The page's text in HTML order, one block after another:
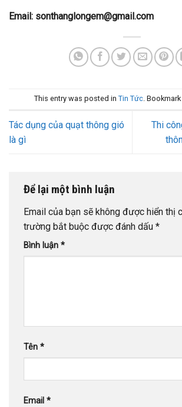
Email: sonthanglongem@gmail.com
This entry was posted in Tin Tức.
Tác dụng của quạt thông gió
là gì
Thi
Để lại một bình luận
Email của bạn sẽ không được hiển thị
trường bắt buộc được đánh dấu *
Bình luận *
Tên *
Email *